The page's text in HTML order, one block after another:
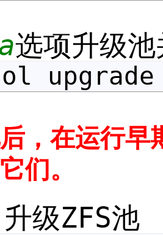
选项升级
，在运行早
们。
级ZFS池